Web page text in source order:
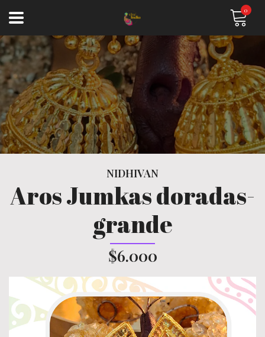
0
NIDHIVAN
Aros Jumkas doradas-
grande
$6.000